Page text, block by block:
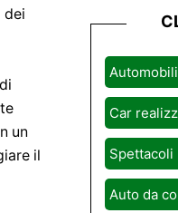
dei
un
il
Car
Spettacoli
Auto da